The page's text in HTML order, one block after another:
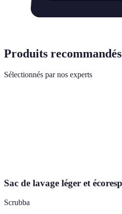
Produits recommandés
Sélectionnés par nos experts
Sac de lavage léger et
Scrubba